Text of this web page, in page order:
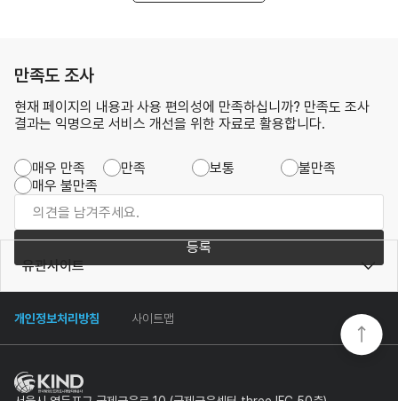
만족도 조사
현재 페이지의 내용과 사용 편의성에 만족하십니까? 만족도 조사
결과는 익명으로 서비스 개선을 위한 자료로 활용합니다.
매우 만족 만족 보통
불만족
매우 불만족
등록
개인정보처리방침 사이트맵
유관사이트